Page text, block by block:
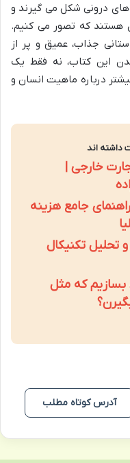
درونی شکل می گیرند و
هستند که تصور می کنیم.
جذاب، عمیق و پر از
این کتاب، نه فقط یک
درباره ماهیت انسان و
داشته اند
خارجی |
جامع هزینه
تحلیل تکنیکال
که مثل
آدرس کوتاه مطلب